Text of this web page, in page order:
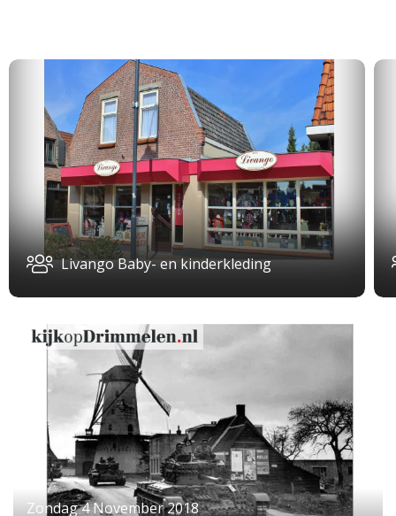
Livango Baby- en kinderkleding
Zondag 4 November 2018